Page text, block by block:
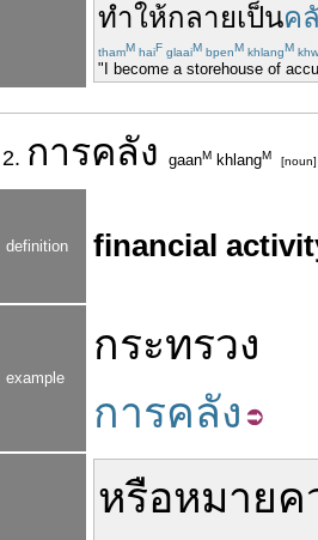
ทำให้กลายเป็นค
thamM haiF glaaiM bpenM khlangM
"I become a storehouse of
2. การคลัง gaanM khlangM [noun]
definition financial
example
กระทรวง
การคลัง
หรือหมายค